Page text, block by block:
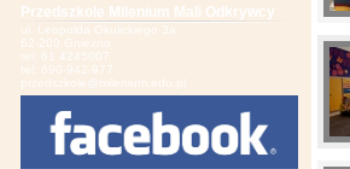
Przedszkole Milenium Mali Odkrywcy
ul. Leopolda Okulickiego 3a
62-200 Gniezno
tel: 61 4245007
tel: 690-942-977
przedszkole@milenium.edu.pl